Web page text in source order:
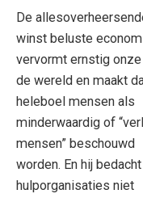
De
winst beluste
vervormt ernstig
de wereld en maakt
heleboel mensen als
minderwaardig of
mensen” beschouwd
worden. En hij
hulporganisaties niet